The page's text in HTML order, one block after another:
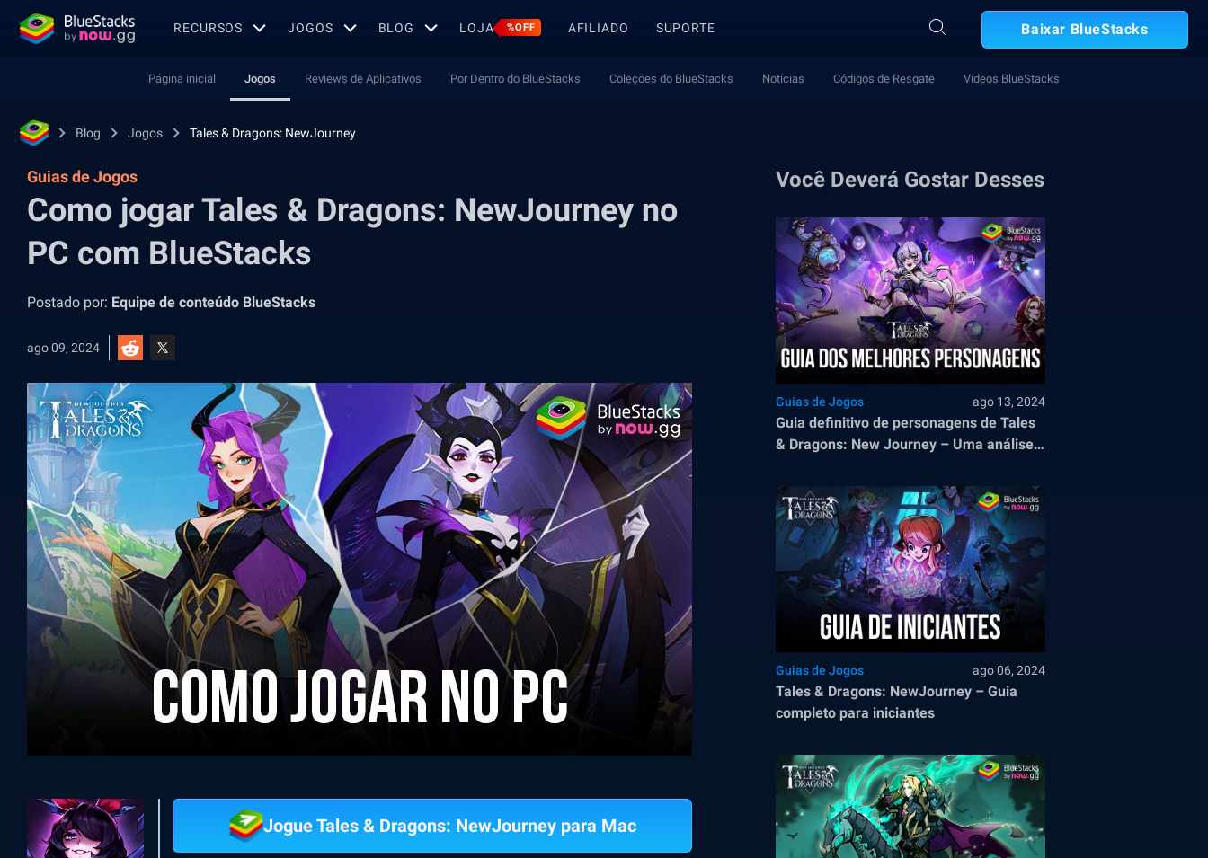
RECURSOS JOGOS BLOG LOJA %OFF AFILIADO SUPORTE Baixar BlueStacks
Página inicial Jogos Reviews de Aplicativos Por Dentro do BlueStacks Coleções do BlueStacks Notícias Códigos de Resgate Vídeos BlueStacks
Blog Jogos Tales & Dragons: NewJourney
Guias de Jogos
Como jogar Tales & Dragons: NewJourney no
PC com BlueStacks
Postado por: Equipe de conteúdo BlueStacks
ago 09, 2024
Jogue Tales & Dragons: NewJourney para Mac
Você Deverá Gostar Desses
Guias de Jogos ago 13, 2024
Guia definitivo de personagens de Tales
& Dragons: New Journey – Uma análise
Guias de Jogos ago 06, 2024
Tales & Dragons: NewJourney – Guia
completo para iniciantes